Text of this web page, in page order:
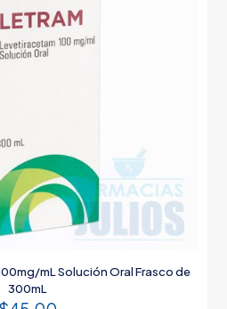
mL Solución Oral Frasco de
300mL